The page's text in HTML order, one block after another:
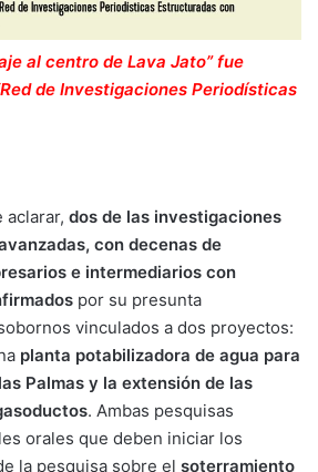
al centro de Lava Jato” fue
de Investigaciones Periodísticas
aclarar, dos de las investigaciones
con decenas de
e intermediarios con
por su presunta
vinculados a dos proyectos:
planta potabilizadora de agua para
Palmas y la extensión de las
. Ambas pesquisas
orales que deben iniciar los
la pesquisa sobre el soterramiento